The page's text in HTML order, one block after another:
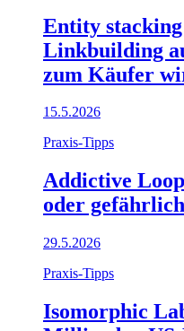
Entity stacking
Linkbuilding
zum Käufer
15.5.2026
Praxis-Tipps
Addictive
oder
29.5.2026
Praxis-Tipps
Isomorphic